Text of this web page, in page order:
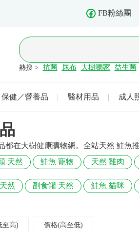
FB粉絲團
熱搜 > 抗菌 尿布 大樹獨家 益生菌
保健／營養品 醫材用品 成人
都在大樹健康購物網。全站天然 鮭魚
天然 鮭魚 寵物 天然 雞肉
然 副食罐 天然 鮭魚 貓咪
至高) 價格(高至低)